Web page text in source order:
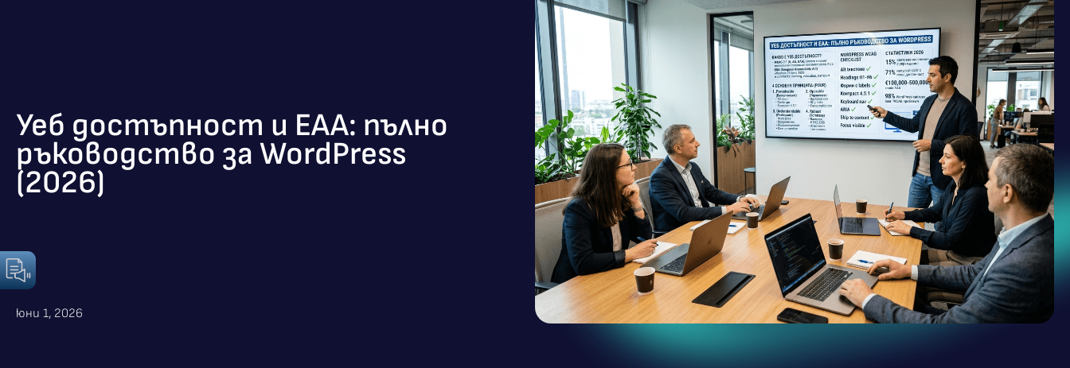
Уеб достъпност и EAA: пълно
ръководство за WordPress
(2026)
юни 1, 2026